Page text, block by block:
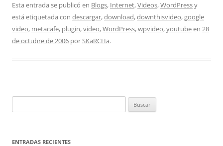
Esta entrada se publicó en Blogs, Internet,Videos,WordPressy
está etiquetada con descargar,download,downthisvideo,google
video, metacafe, plugin,video,WordPress,wpvideo,youtubeen 28
de octubre de 2006 porSKaRCHa.
ENTRADAS RECIENTES